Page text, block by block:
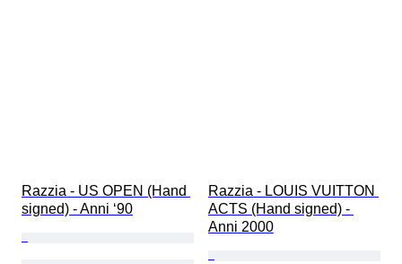
Razzia - US OPEN (Hand
signed) - Anni ‘90
Razzia - LOUIS VUITTON
ACTS (Hand signed) -
Anni 2000